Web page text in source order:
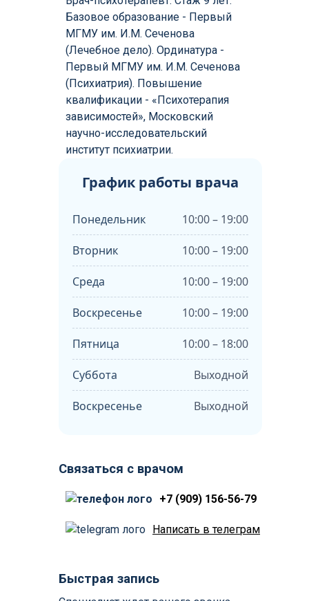
Базовое образование - Первый
МГМУ им. И.М. Сеченова
(Лечебное дело). Ординатура -
Первый МГМУ им. И.М. Сеченова
(Психиатрия). Повышение
квалификации - «Психотерапия
зависимостей», Московский
научно-исследовательский
институт психиатрии.
График работы врача
Понедельник 10:00 – 19:00
Вторник 10:00 – 19:00
Среда 10:00 – 19:00
Воскресенье 10:00 – 19:00
Пятница 10:00 – 18:00
Суббота Выходной
Воскресенье Выходной
Связаться с врачом
+7 (909) 156-56-79
Написать в телеграм
Быстрая запись